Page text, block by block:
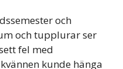
och
och tupplurar ser
fel med
kunde hänga